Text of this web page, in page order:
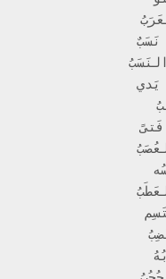
مِنَ الأَكارِمِ ما قَد تَنسُلُ العَرَبُ
قَصيرَةٌ عَنكَ فَالأَيّامُ تَنقَلِبُ
اليَومَ تَعلَمُ يا نُعمانُ أَيَّ فَتىً
وَيَنثَني وَسِنانُ الرُمحِ مُختَضِبُ